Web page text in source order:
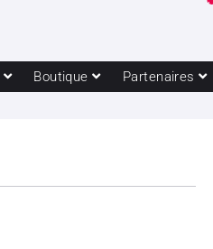
Boutique Partenaires